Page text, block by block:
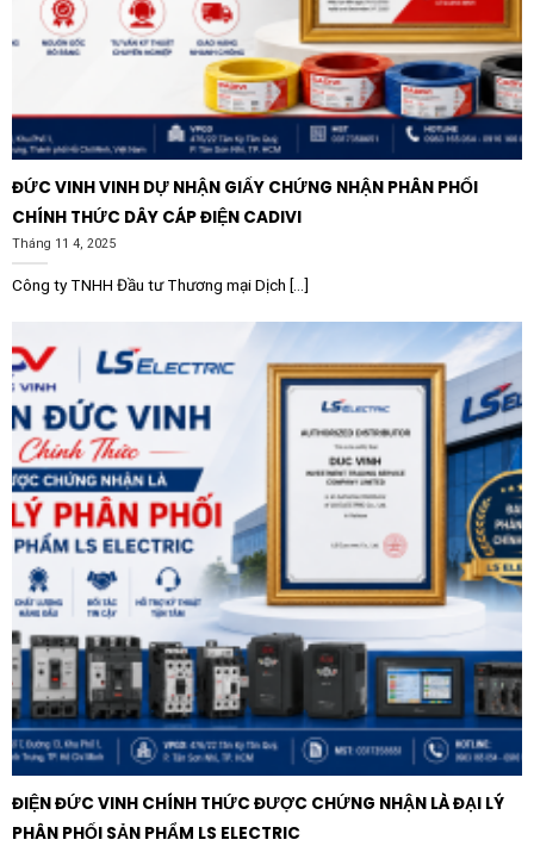
hệ thống.
Độ bền cao:Với công nghệ sản xuất từ Shihlin
Electric, sản phẩm có khả năng chịu được môi
trường làm việc khắc nghiệt và nhiệt độ cao.
Ứng dụng thực tiễn của sản phẩm
Cuộn kháng lõi nhôm SHIHLIN SH-SR48080T-7A
80KVAR 480V 7% là sự lựa chọn ưu tiên trong nhiều
lĩnh vực khác nhau:
Các khu công nghiệp sử dụng
nhiều thiết bị điện tử công suất như biến tần, lò hồ
quang, máy hàn điện.
Tòa nhà thương mại:
Hệ thống chiếu sáng, điều hòa
trung tâm (HVAC) và các thiết bị văn phòng thường
xuyên tạo ra sóng hài.
Hệ thống điện mặt trời: Phối hợp với các bộ Inverter
để đảm bảo dòng điện đưa lên lưới sạch và an toàn.
Trạm biến áp:Lắp đặt tại các tủ tụ bù hạ thế để
duy trì hệ số công suất Cos Phi theo quy định của
ngành điện.
Tóm lại, Cuộn kháng lõi nhôm SHIHLIN SH-SR48080T-
7A 80KVAR 480V 7% là một linh kiện không thể thiếu
cho một hệ thống điện an toàn, ổn định và hiệu quả.
Lựa chọn sản phẩm chính hãng Shihlin là cam kết cho
sự bền vững của hạ tầng năng lượng doanh nghiệp bạn.
ĐỨC VINH VINH DỰ NHẬN GIẤY CHỨNG NHẬN PHÂN PHỐI
CHÍNH THỨC DÂY CÁP ĐIỆN CADIVI
Tháng 11 4, 2025
Công ty TNHH Đầu tư Thương mại Dịch [...]
ĐIỆN ĐỨC VINH CHÍNH THỨC ĐƯỢC CHỨNG NHẬN LÀ ĐẠI LÝ
PHÂN PHỐI SẢN PHẨM LS ELECTRIC